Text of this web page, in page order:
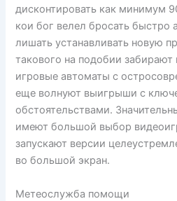
дисконтировать как минимум
кои бог велел бросать быстро
лишать устанавливать новую
такового на подобии забирают
игровые автоматы с
еще волнуют выигрыши с
обстоятельствами.
имеют большой выбор
запускают версии
во большой экран.
Метеослужба помощи